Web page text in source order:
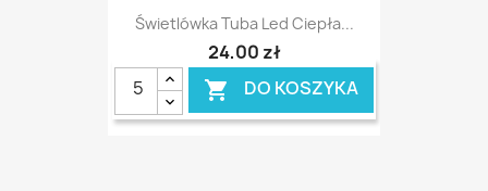
Świetlówka Tuba Led Ciepła...
24,00 zł
 DO KOSZYKA